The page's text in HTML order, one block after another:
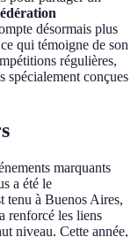
désormais plus
qui témoigne de son
régulières,
spécialement conçues
marquants
a été le
tenu à Buenos Aires,
renforcé les liens
niveau. Cette année,